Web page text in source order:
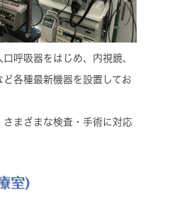
呼吸器をはじめ、内視鏡、
ど各種最新機器を設置してお
さまざまな検査・手術に対応
室)